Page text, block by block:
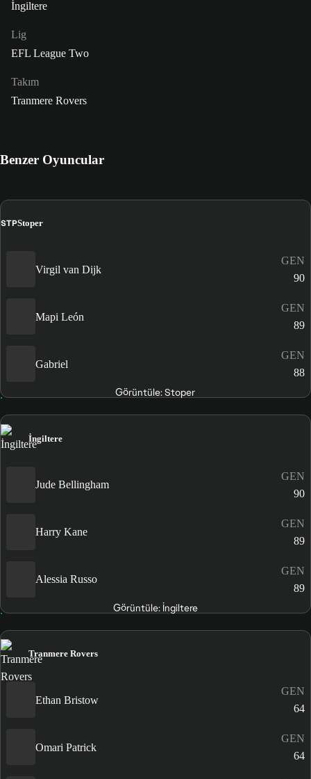
İngiltere
Lig
EFL League Two
Takım
Tranmere Rovers
Benzer Oyuncular
STPStoper
Virgil van Dijk
GEN
90
Mapi León
GEN
89
Gabriel
GEN
88
Görüntüle: Stoper
İngiltere
Jude Bellingham
GEN
90
Harry Kane
GEN
89
Alessia Russo
GEN
89
Görüntüle: İngiltere
Tranmere Rovers
Ethan Bristow
GEN
64
Omari Patrick
GEN
64